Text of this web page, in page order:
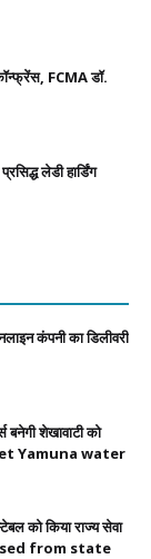
FCMA डॉ.
लेडी हार्डिंग
कंपनी का डिलीवरी
शेखावाटी को
Yamuna water
को किया राज्य सेवा
from state